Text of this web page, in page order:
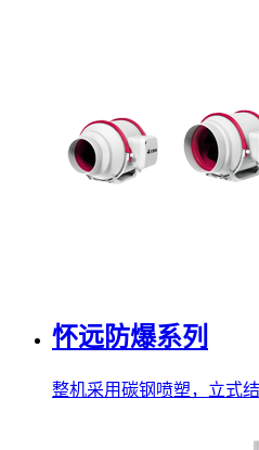
怀远防爆系列
整机采用碳钢喷塑，立式